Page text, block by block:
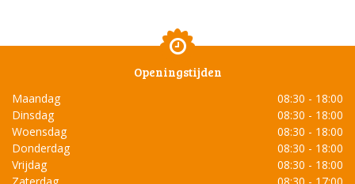
Openingstijden
Maandag
08:30 - 18:00
Dinsdag
08:30 - 18:00
Woensdag
08:30 - 18:00
Donderdag
08:30 - 18:00
Vrijdag
08:30 - 18:00